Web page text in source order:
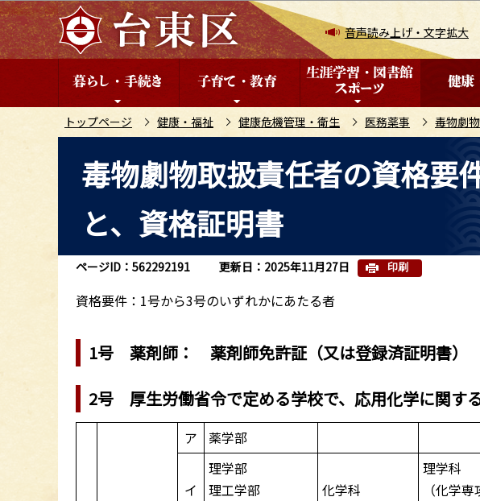
こ
の
ペ
音声読み上げ・文字拡大
トップページ 健康・福祉 健康危機管理・衛生 医務薬事 毒物劇
ら
毒物劇物取扱責任者の資格要
と、資格証明書
ページID：562292191 更新日：2025年11月27日 印刷
資格要件：1号から3号のいずれかにあたる者
1号 薬剤師： 薬剤師免許証（又は登録済証明書）
2号 厚生労働省令で定める学校で、応用化学に関す
ア 薬学部
イ
理学部
理工学部
化学科
理学科
（化学